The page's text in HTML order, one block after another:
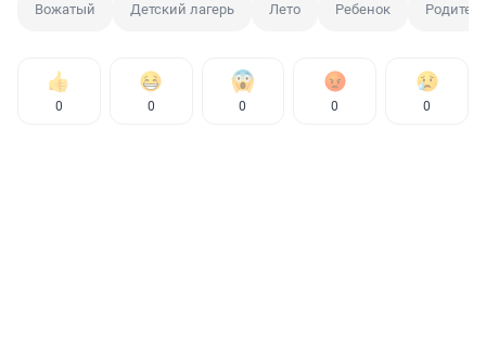
Вожатый Детский лагерь Лето Ребенок
0 0 0 0 0